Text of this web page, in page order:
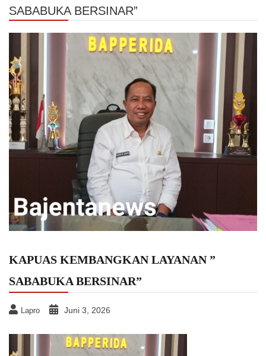
SABABUKA BERSINAR”
KAPUAS KEMBANGKAN LAYANAN ”
SABABUKA BERSINAR”
Lapro Juni 3, 2026